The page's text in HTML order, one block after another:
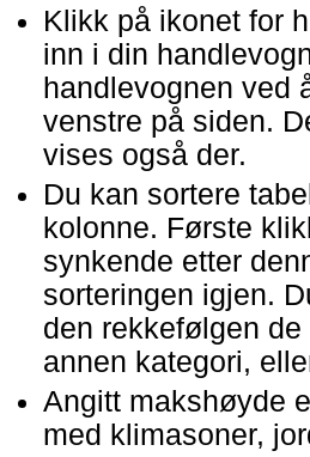
Klikk på ikonet for
inn i din
handlevognen ved
venstre på siden.
vises også der.
Du kan sortere
kolonne. Første
synkende etter
sorteringen igjen.
den rekkefølgen
annen kategori,
Angitt makshøyde
med klimasoner,